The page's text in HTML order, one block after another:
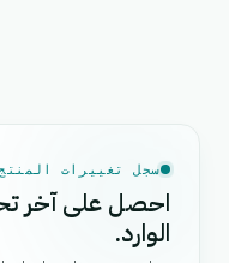
سجل تغييرات
الوارد.